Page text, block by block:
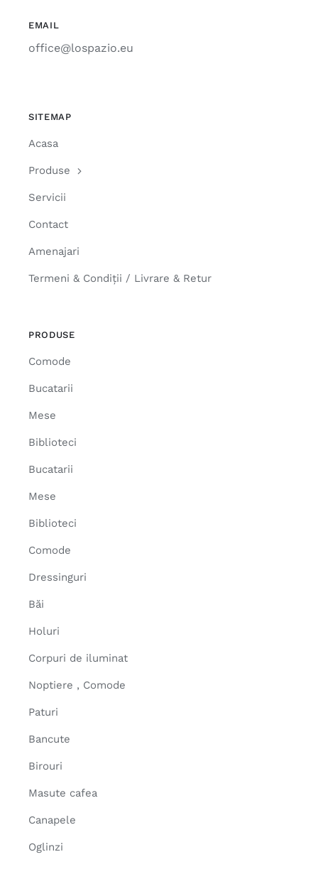
EMAIL
office@lospazio.eu
SITEMAP
Acasa
Produse
Servicii
Contact
Amenajari
Termeni & Condiții / Livrare & Retur
PRODUSE
Comode
Bucatarii
Mese
Biblioteci
Bucatarii
Mese
Biblioteci
Comode
Dressinguri
Băi
Holuri
Corpuri de iluminat
Noptiere , Comode
Paturi
Bancute
Birouri
Masute cafea
Canapele
Oglinzi